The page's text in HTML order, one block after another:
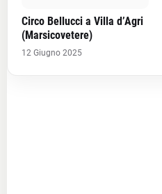
Circo Bellucci a Villa d’Agri
(Marsicovetere)
12 Giugno 2025